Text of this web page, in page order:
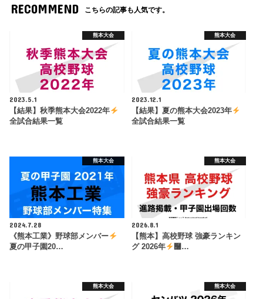
RECOMMEND こちらの記事も人気です。
熊本大会
2023.5.1
【結果】秋季熊本大会2022年
全試合結果一覧
熊本大会
2023.12.1
【結果】夏の熊本大会2023年
全試合結果一覧
熊本大会
2024.7.28
《熊本工業》野球部メンバー
夏の甲子園20…
熊本大会
2026.8.1
【熊本】高校野球 強豪ランキン
グ 2026年
࿠…
熊本大会 熊本大会